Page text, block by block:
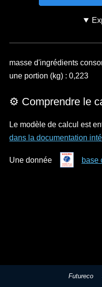
masse d'ingrédients
une portion (kg) : 0,223
⚙️ Comprendre le
Le modèle de calcul est
dans la documentation
Une donnée base
Futureco